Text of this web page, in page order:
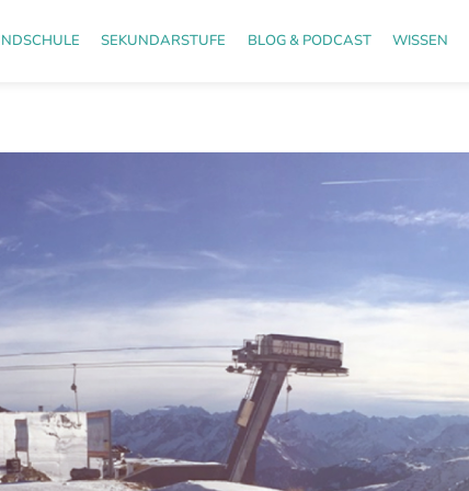
SEKUNDARSTUFE BLOG & PODCAST WISSEN